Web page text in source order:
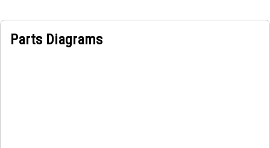
Parts Diagrams